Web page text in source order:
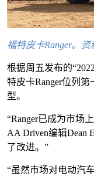
福特皮卡Ranger。资
根据周五发布的
特皮卡Ranger位列
型。
“Ranger已成为市场
AA Driven编辑Dean
了改进。”
“虽然市场对电动汽